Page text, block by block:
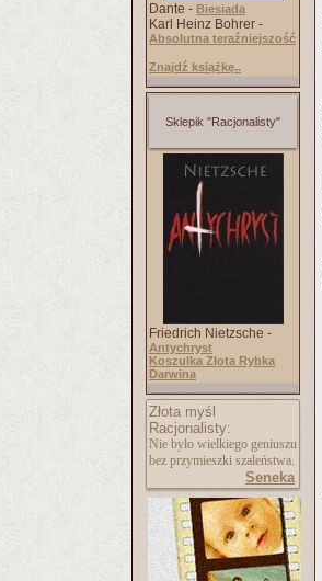
Dante - Biesiada
Karl Heinz Bohrer -
Absolutna teraźniejszość
Znajdź książkę..
Sklepik "Racjonalisty"
Friedrich Nietzsche -
Antychryst
Koszulka Złota Rybka
Darwina
Złota myśl
Racjonalisty:
Nie było wielkiego geniuszu
bez przymieszki szaleństwa.
Seneka